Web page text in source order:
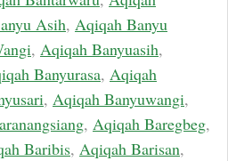
Asih, Aqiqah Banyu
, Aqiqah Banyuasih,
Banyurasa, Aqiqah
, Aqiqah Banyuwangi,
, Aqiqah Baregbeg,
Baribis, Aqiqah Barisan,